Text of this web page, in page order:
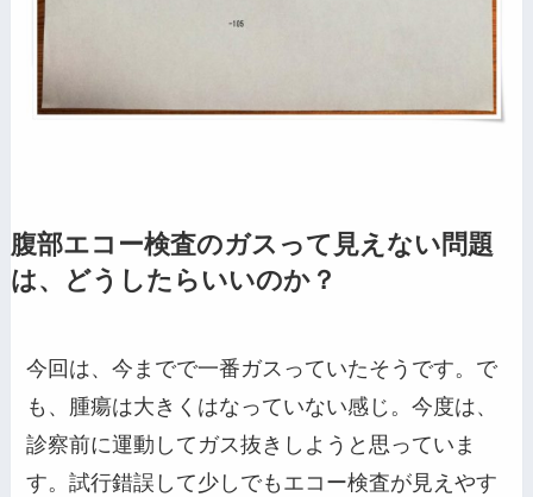
腹部エコー検査のガスって見えない問題
は、どうしたらいいのか？
今回は、今までで一番ガスっていたそうです。で
も、腫瘍は大きくはなっていない感じ。今度は、
診察前に運動してガス抜きしようと思っていま
す。試行錯誤して少しでもエコー検査が見えやす